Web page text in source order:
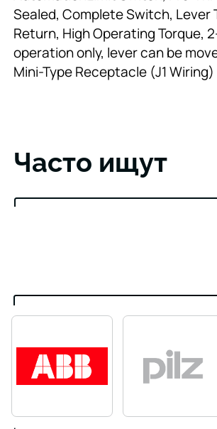
Sealed, Complete Switch, Lever
Return, High Operating Torque,
operation only, lever can be
Mini-Type Receptacle (J1 Wiring)
Часто ищут